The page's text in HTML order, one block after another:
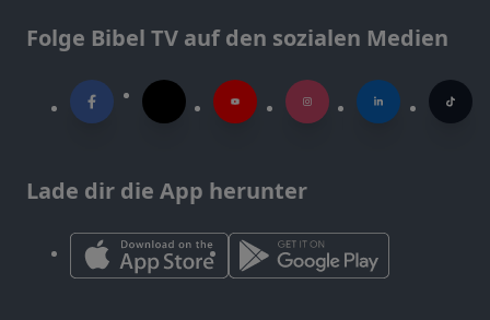
Folge Bibel TV auf den sozialen Medien
Lade dir die App herunter